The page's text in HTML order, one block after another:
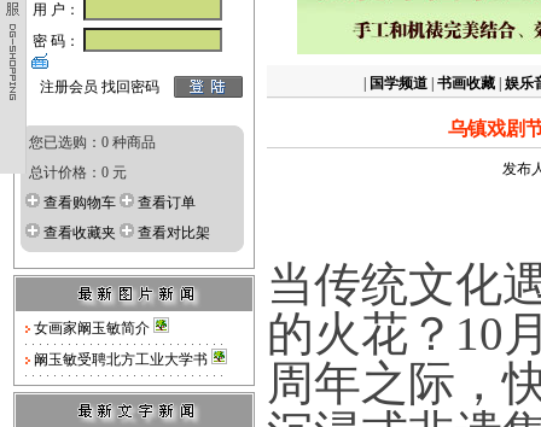
用 户：
密 码：
注册会员 找回密码
您已选购：0 种商品
总计价格：0 元
查看购物车
查看订单
查看收藏夹
查看对比架
女画家阚玉敏简介
阚玉敏受聘北方工业大学书
国学频道 书画收藏 娱乐
乌镇戏剧
发布
当传统文化
的火花？10
周年之际，